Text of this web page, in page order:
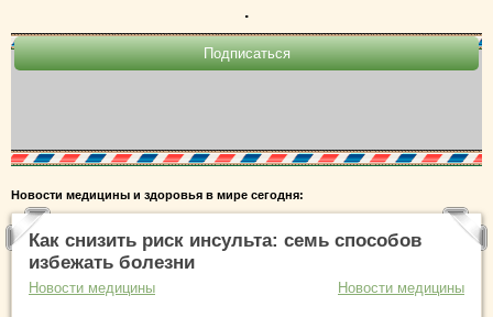
.
Новости медицины и здоровья в мире сегодня:
Как снизить риск инсульта: семь способов
избежать болезни
Новости медицины Новости медицины